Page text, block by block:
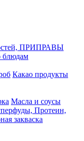
ПРИПРАВЫ
блюдам
Какао продукты
Масла и соусы
Протеин,
закваска